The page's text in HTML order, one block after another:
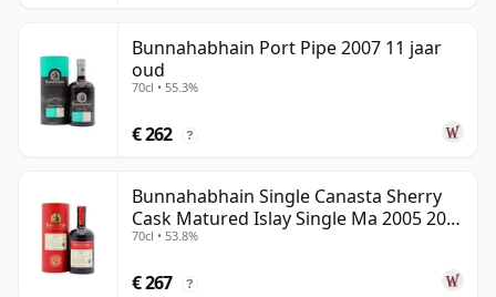
Bunnahabhain Port Pipe 2007 11 jaar
oud
70cl • 55.3%
€ 262 ?
Bunnahabhain Single Canasta Sherry
Cask Matured Islay Single Ma 2005 20
jaar oud
70cl • 53.8%
€ 267 ?